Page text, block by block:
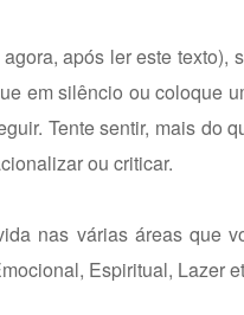
após ler este
em silêncio ou coloque
Tente sentir, mais do
ou criticar.
nas várias áreas que
Espiritual, Lazer